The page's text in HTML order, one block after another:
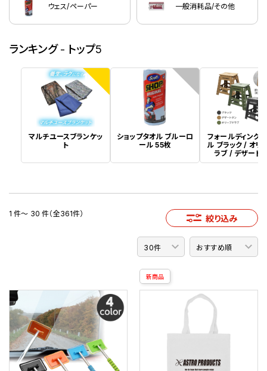
ウェス/ペーパー 一般消耗品/その他
ランキング - トップ5
1
マルチユースブランケッ
ト
2
ショップタオル ブルーロ
ール 55枚
フォールディング
ル ブラック / オリ
ラブ / デザート
1 件～ 30 件（全361件） 絞り込み
新商品